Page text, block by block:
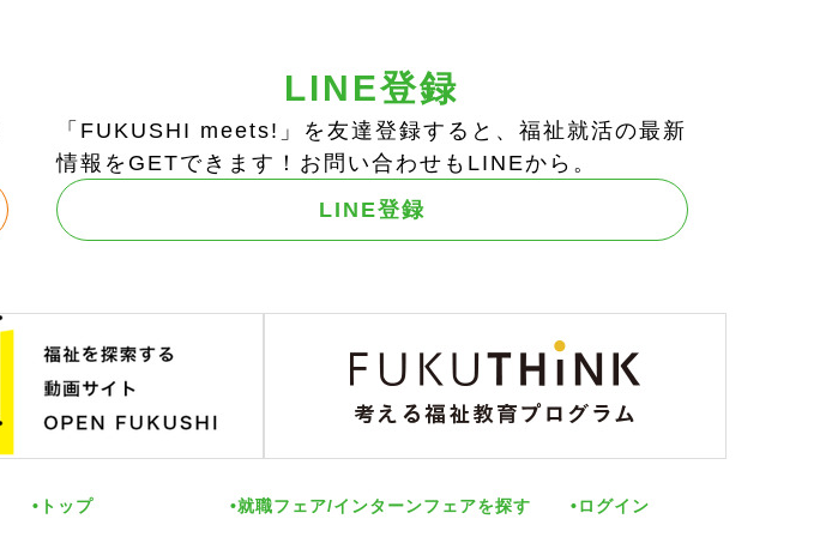
LINE登録
「FUKUSHI meets!」を友達登録すると、福祉就活の最新
情報をGETできます！お問い合わせもLINEから。
LINE登録
トップ 就職フェア/インターンフェアを探す ログイン